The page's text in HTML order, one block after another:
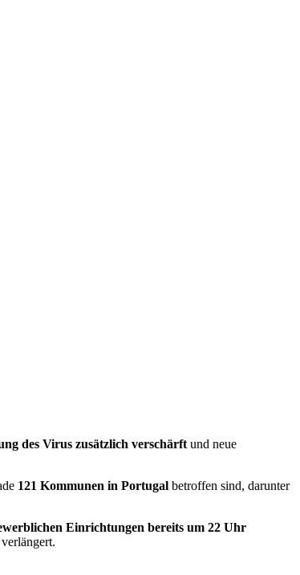
des Virus zusätzlich verschärft und neue
121 Kommunen in Portugal betroffen sind, darunter
Einrichtungen bereits um 22 Uhr
verlängert.